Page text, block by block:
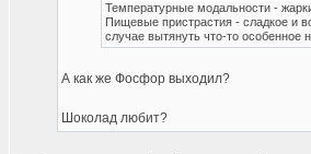
Температурные модальности -
Пищевые пристрастия - сладкое и
случае вытянуть что-то особенное
А как же Фосфор выходил?
Шоколад любит?